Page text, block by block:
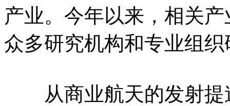
产业。今年以来，相关
众多研究机构和专业组
从商业航天的发射提